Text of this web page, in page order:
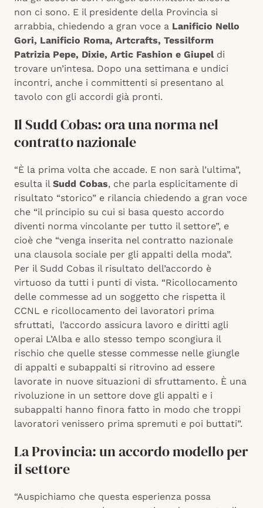
non ci sono. E il presidente della Provincia si
arrabbia, chiedendo a gran voce a Lanificio Nello
Gori, Lanificio Roma, Artcrafts, Tessilform
Patrizia Pepe, Dixie, Artic Fashion e Giupeldi
trovare un’intesa. Dopo una settimana e undici
incontri, anche i committenti si presentano al
tavolo con gli accordi già pronti.
Il Sudd Cobas: ora una norma nel
contratto nazionale
“È la prima volta che accade. E non sarà l’ultima”,
esulta il Sudd Cobas, che parla esplicitamente di
risultato “storico” e rilancia chiedendo a gran voce
che “il principio su cui si basa questo accordo
diventi norma vincolante per tutto il settore”, e
cioè che “venga inserita nel contratto nazionale
una clausola sociale per gli appalti della moda”.
Per il Sudd Cobas il risultato dell’accordo è
virtuoso da tutti i punti di vista. “Ricollocamento
delle commesse ad un soggetto che rispetta il
CCNL e ricollocamento dei lavoratori prima
sfruttati, l’accordo assicura lavoro e diritti agli
operai L’Alba e allo stesso tempo scongiura il
rischio che quelle stesse commesse nelle giungle
di appalti e subappalti si ritrovino ad essere
lavorate in nuove situazioni di sfruttamento. È una
rivoluzione in un settore dove gli appalti e i
subappalti hanno finora fatto in modo che troppi
lavoratori venissero prima spremuti e poi buttati”.
La Provincia: un accordo modello per
il settore
“Auspichiamo che questa esperienza possa